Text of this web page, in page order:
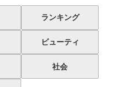
ランキング
ビューティ
社会